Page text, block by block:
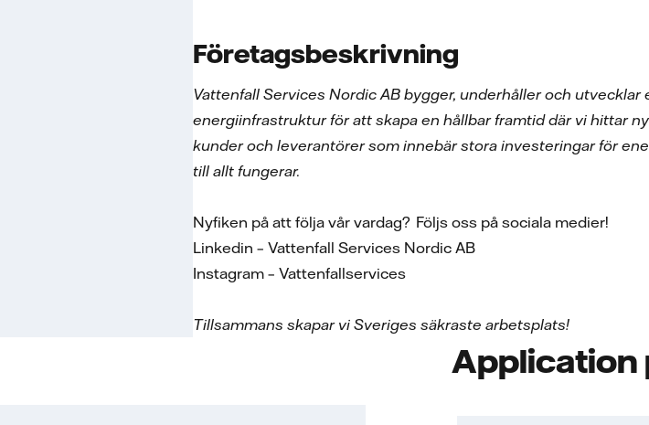
Företagsbeskrivning
Vattenfall Services Nordic AB bygger, underhåller och
energiinfrastruktur för att skapa en hållbar framtid där vi hittar
kunder och leverantörer som innebär stora investeringar för
till allt fungerar.
Nyfiken på att följa vår vardag? Följs oss på sociala medier!
Linkedin – Vattenfall Services Nordic AB
Instagram – Vattenfallservices
Tillsammans skapar vi Sveriges säkraste arbetsplats!
Application